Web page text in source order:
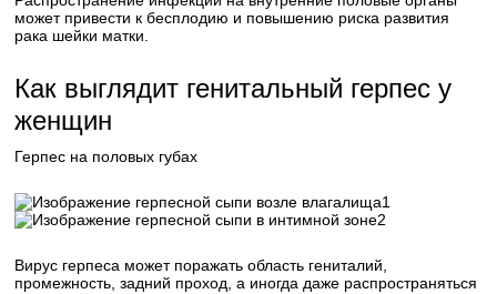
может привести к бесплодию и повышению риска развития
рака шейки матки.
Как выглядит генитальный герпес у
женщин
Герпес на половых губах
1
2
Вирус герпеса может поражать область гениталий,
промежность, задний проход, а иногда даже распространяться